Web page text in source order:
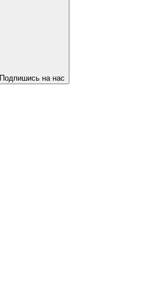
Подпишись на нас